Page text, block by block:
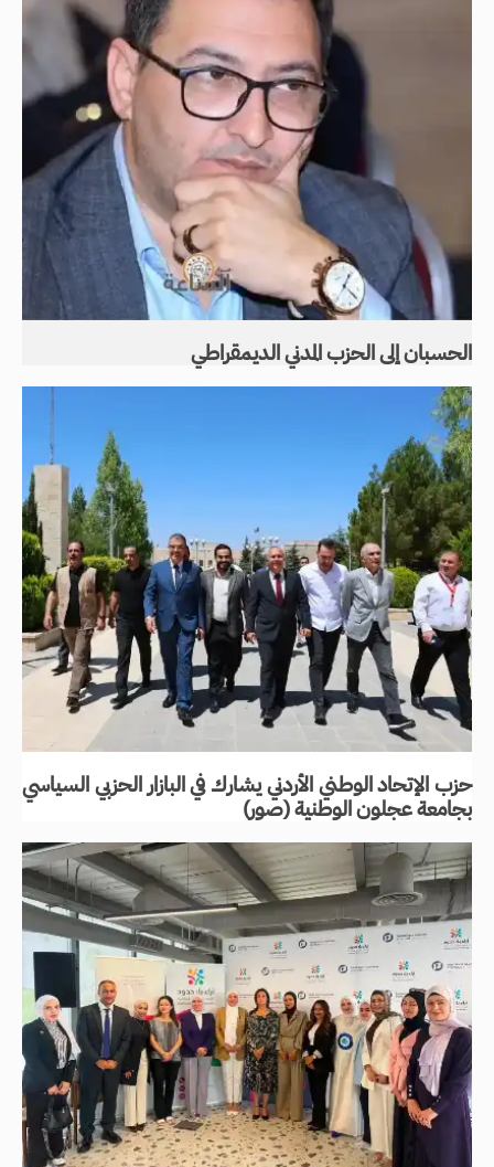
الحسبان إلى الحزب المدني الديمقراطي
حزب الإتحاد الوطني الأردني يشارك في البازار الحزبي السياسي
بجامعة عجلون الوطنية (صور)